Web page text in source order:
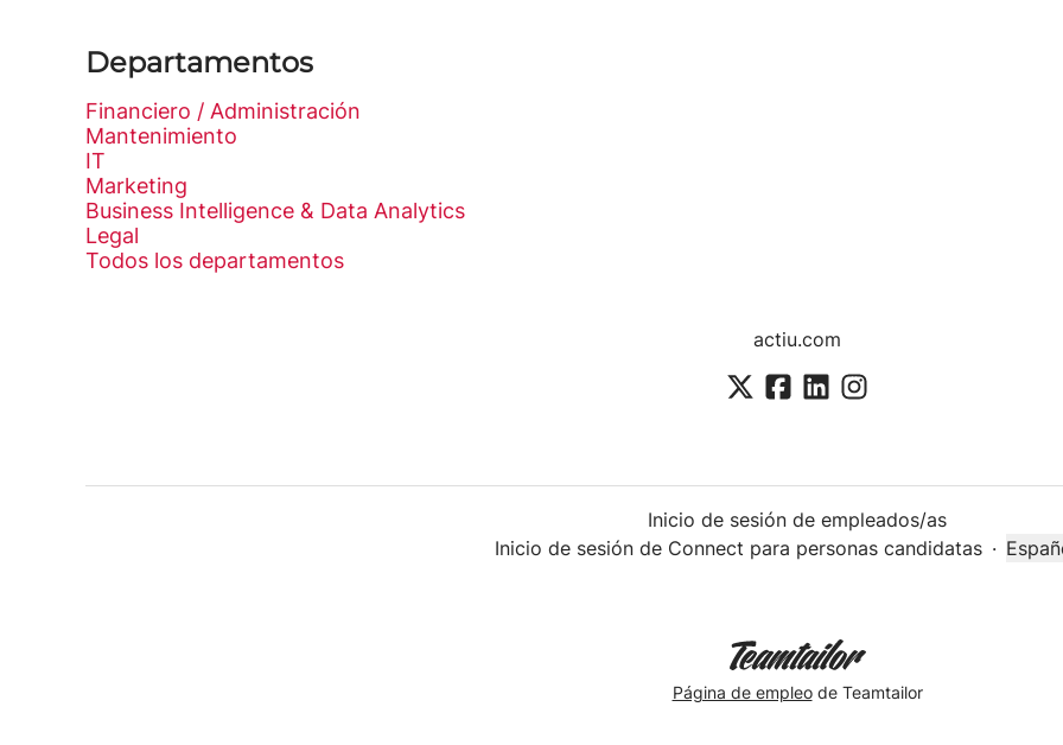
Departamentos
Financiero / Administración
Mantenimiento
IT
Marketing
Business Intelligence & Data Analytics
Legal
Todos los departamentos
actiu.com
Inicio de sesión de empleados/as
Inicio de sesión de Connect para personas candidatas ·
Página de empleode Teamtailor